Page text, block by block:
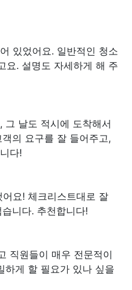
있었어요. 일반적인 청소
요. 설명도 자세하게 해 주
그 날도 적시에 도착해서
의 요구를 잘 들어주고,
다!
요! 체크리스트대로 잘
니다. 추천합니다!
직원들이 매우 전문적이
하게 할 필요가 있나 싶을